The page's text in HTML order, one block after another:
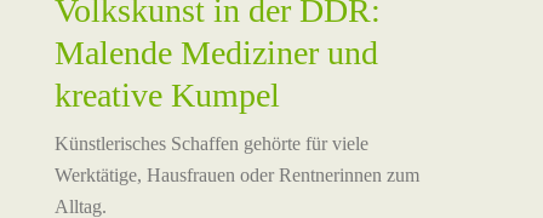
Volkskunst in der DDR:
Malende Mediziner und
kreative Kumpel
Künstlerisches Schaffen gehörte für viele
Werktätige, Hausfrauen oder Rentnerinnen zum
Alltag.